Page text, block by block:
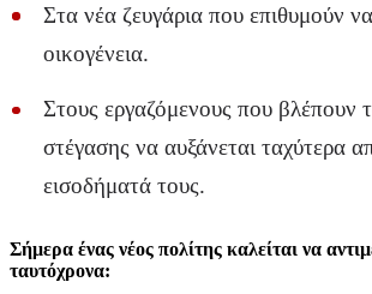
Στα νέα ζευγάρια που επιθυμούν
οικογένεια.
Στους εργαζόμενους που βλέπουν
στέγασης να αυξάνεται ταχύτερα
εισοδήματά τους.
Σήμερα ένας νέος πολίτης καλείται να
ταυτόχρονα: